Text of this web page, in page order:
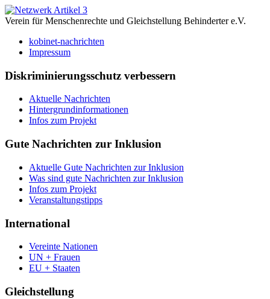
Verein für Menschenrechte und Gleichstellung Behinderter e.V.
kobinet-nachrichten
Impressum
Diskriminierungsschutz verbessern
Aktuelle Nachrichten
Hintergrundinformationen
Infos zum Projekt
Gute Nachrichten zur Inklusion
Aktuelle Gute Nachrichten zur Inklusion
Was sind gute Nachrichten zur Inklusion
Infos zum Projekt
Veranstaltungstipps
International
Vereinte Nationen
UN + Frauen
EU + Staaten
Gleichstellung